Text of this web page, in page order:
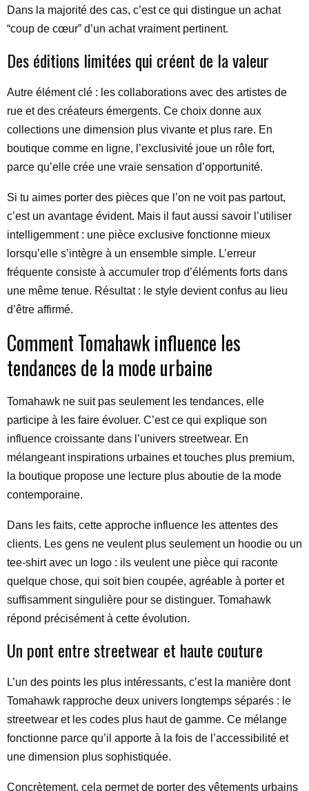
Dans la majorité des cas, c’est ce qui distingue un achat
“coup de cœur” d’un achat vraiment pertinent.
Des éditions limitées qui créent de la valeur
Autre élément clé : les collaborations avec des artistes de
rue et des créateurs émergents. Ce choix donne aux
collections une dimension plus vivante et plus rare. En
boutique comme en ligne, l’exclusivité joue un rôle fort,
parce qu’elle crée une vraie sensation d’opportunité.
Si tu aimes porter des pièces que l’on ne voit pas partout,
c’est un avantage évident. Mais il faut aussi savoir l’utiliser
intelligemment : une pièce exclusive fonctionne mieux
lorsqu’elle s’intègre à un ensemble simple. L’erreur
fréquente consiste à accumuler trop d’éléments forts dans
une même tenue. Résultat : le style devient confus au lieu
d’être affirmé.
Comment Tomahawk influence les
tendances de la mode urbaine
Tomahawk ne suit pas seulement les tendances, elle
participe à les faire évoluer. C’est ce qui explique son
influence croissante dans l’univers streetwear. En
mélangeant inspirations urbaines et touches plus premium,
la boutique propose une lecture plus aboutie de la mode
contemporaine.
Dans les faits, cette approche influence les attentes des
clients. Les gens ne veulent plus seulement un hoodie ou un
tee-shirt avec un logo : ils veulent une pièce qui raconte
quelque chose, qui soit bien coupée, agréable à porter et
suffisamment singulière pour se distinguer. Tomahawk
répond précisément à cette évolution.
Un pont entre streetwear et haute couture
L’un des points les plus intéressants, c’est la manière dont
Tomahawk rapproche deux univers longtemps séparés : le
streetwear et les codes plus haut de gamme. Ce mélange
fonctionne parce qu’il apporte à la fois de l’accessibilité et
une dimension plus sophistiquée.
Concrètement, cela permet de porter des vêtements urbains